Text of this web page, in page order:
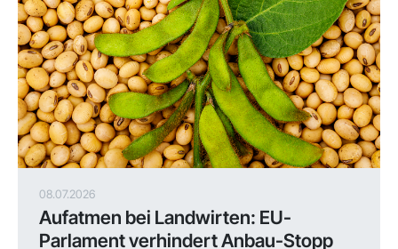
08.07.2026
Aufatmen bei Landwirten: EU-
Parlament verhindert Anbau-Stopp